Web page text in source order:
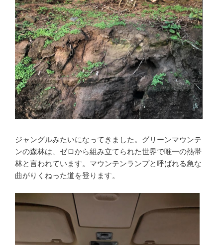
ジャングルみたいになってきました。グリーンマウンテ
ンの森林は、ゼロから組み立てられた世界で唯一の熱帯
林と言われています。マウンテンランプと呼ばれる急な
曲がりくねった道を登ります。